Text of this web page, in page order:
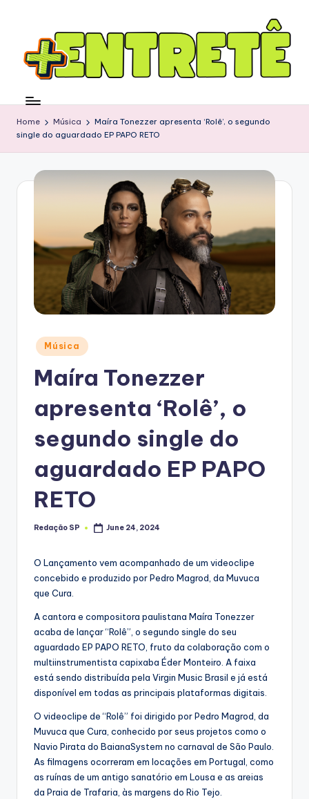
Home Música
Maíra Tonezzer apresenta ‘Rolê’, o segundo
single do aguardado EP PAPO RETO
Posted
in
Música
Maíra Tonezzer
apresenta ‘Rolê’, o
segundo single do
aguardado EP PAPO
RETO
Posted
Redação SP June 24, 2024
O Lançamento vem acompanhado de um videoclipe
concebido e produzido por Pedro Magrod, da Muvuca
que Cura.
A cantora e compositora paulistana Maíra Tonezzer
acaba de lançar “Rolê”, o segundo single do seu
aguardado EP PAPO RETO, fruto da colaboração com o
multiinstrumentista capixaba Éder Monteiro. A faixa
está sendo distribuída pela Virgin Music Brasil e já está
disponível em todas as principais plataformas digitais.
O videoclipe de “Rolê” foi dirigido por Pedro Magrod, da
Muvuca que Cura, conhecido por seus projetos como o
Navio Pirata do BaianaSystem no carnaval de São Paulo.
As filmagens ocorreram em locações em Portugal, como
as ruínas de um antigo sanatório em Lousa e as areias
da Praia de Trafaria, às margens do Rio Tejo.